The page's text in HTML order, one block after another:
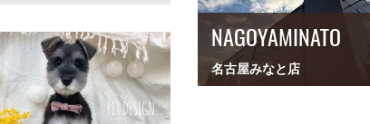
NAGOYAMINATO
名古屋みなと店